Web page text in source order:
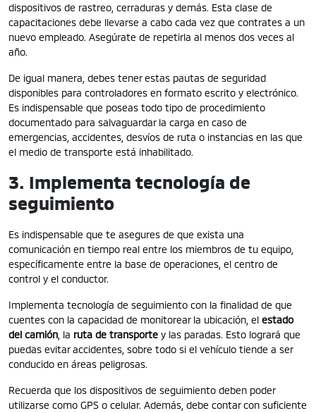
dispositivos de rastreo, cerraduras y demás. Esta clase de
capacitaciones debe llevarse a cabo cada vez que contrates a un
nuevo empleado. Asegúrate de repetirla al menos dos veces al
año.
De igual manera, debes tener estas pautas de seguridad
disponibles para controladores en formato escrito y electrónico.
Es indispensable que poseas todo tipo de procedimiento
documentado para salvaguardar la carga en caso de
emergencias, accidentes, desvíos de ruta o instancias en las que
el medio de transporte está inhabilitado.
3. Implementa tecnología de
seguimiento
Es indispensable que te asegures de que exista una
comunicación en tiempo real entre los miembros de tu equipo,
específicamente entre la base de operaciones, el centro de
control y el conductor.
Implementa tecnología de seguimiento con la finalidad de que
cuentes con la capacidad de monitorear la ubicación, el estado
del camión , la ruta de transporte y las paradas. Esto logrará que
puedas evitar accidentes, sobre todo si el vehículo tiende a ser
conducido en áreas peligrosas.
Recuerda que los dispositivos de seguimiento deben poder
utilizarse como GPS o celular. Además, debe contar con suficiente